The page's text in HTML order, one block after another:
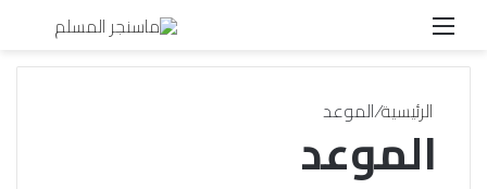
القائمة
الرئيسية/الموعد
الموعد